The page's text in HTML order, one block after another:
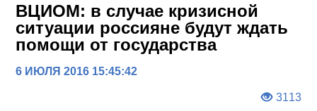
ВЦИОМ: в случае кризисной
ситуации россияне будут ждать
помощи от государства
6 ИЮЛЯ 2016 15:45:42
3113